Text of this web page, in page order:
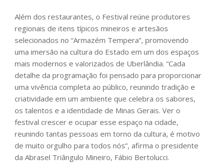
Além dos restaurantes, o Festival reúne produtores
regionais de itens típicos mineiros e artesãos
selecionados no “Armazém Tempera”, promovendo
uma imersão na cultura do Estado em um dos espaços
mais modernos e valorizados de Uberlândia. “Cada
detalhe da programação foi pensado para proporcionar
uma vivência completa ao público, reunindo tradição e
criatividade em um ambiente que celebra os sabores,
os talentos e a identidade de Minas Gerais. Ver o
festival crescer e ocupar esse espaço na cidade,
reunindo tantas pessoas em torno da cultura, é motivo
de muito orgulho para todos nós”, afirma o presidente
da Abrasel Triângulo Mineiro, Fábio Bertolucci.